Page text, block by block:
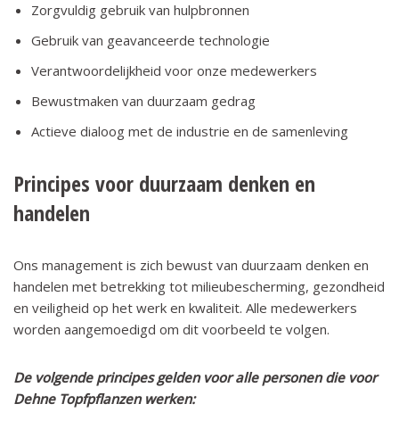
Zorgvuldig gebruik van hulpbronnen
Gebruik van geavanceerde technologie
Verantwoordelijkheid voor onze medewerkers
Bewustmaken van duurzaam gedrag
Actieve dialoog met de industrie en de samenleving
Principes voor duurzaam denken en
handelen
Ons management is zich bewust van duurzaam denken en
handelen met betrekking tot milieubescherming, gezondheid
en veiligheid op het werk en kwaliteit. Alle medewerkers
worden aangemoedigd om dit voorbeeld te volgen.
De volgende principes gelden voor alle personen die voor
Dehne Topfpflanzen werken: